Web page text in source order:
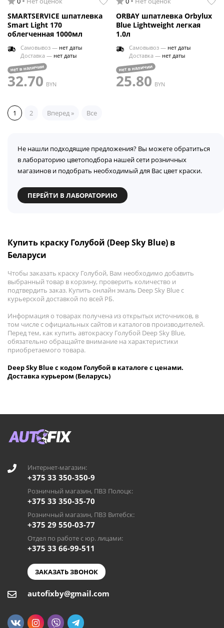
SMARTSERVICE шпатлевка
Smart Light 170
облегченная 1000мл
Самовывоз — нет даты
Доставка — нет даты
нет в наличии
32.70 BYN
ORBAY шпатлевка Orbylux
Blue Lightweight легкая
1.0л
Самовывоз — нет даты
Доставка — нет даты
нет в наличии
25.80 BYN
1 2 Вперед » Все
Не нашли подходящие предложения? Вы можете обратиться
в лабораторию цветоподбора нашей сети розничных
магазинов и подобрать необходимый для Вас цвет краски.
ПЕРЕЙТИ В ЛАБОРАТОРИЮ
Купить краску Голубой (Deep Sky Blue) в
Беларуси
Чтобы заказать краску Голубой, Вам необходимо добавить
выбранный товар в корзину, проверить количество и
подтвердить заказ. Купить онлайн эмаль Deep Sky Blue с
курьерской доставкой по всей РБ.
Информация о товарах получена из открытых источников, в
том числе с официальных сайтов и каталогов производителей.
Перед тем, как купить автокраску Голубой Deep Sky Blue,
обязательно обращайте внимание на характеристики
приобретаемого товара.
Deep Sky Blue с кодом Голубой в каталоге с ценами.
Доставка курьером (Беларусь)
Интернет-магазин:
+375 33 350-350-9
Розничный магазин, ПВЗ Полоцк:
+375 33 350-35-70
Розничный магазин, ПВЗ Витебск:
+375 29 550-03-77
Отдел по работе с юр. лицами:
+375 33 66-99-511
ЗАКАЗАТЬ ЗВОНОК
autofixby@gmail.com